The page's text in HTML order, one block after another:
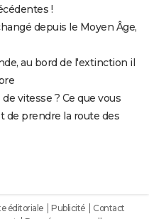
!
depuis le Moyen Âge,
au bord de l'extinction il
vitesse ? Ce que vous
de prendre la route des
éditoriale Publicité
Contact